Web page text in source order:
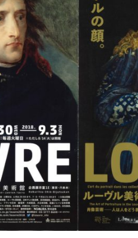
ニュージーランド
ノルウェー
フランス
ベトナム
ロシア
中国
台湾
日本
韓国
ビストロ・フレンチ
ホテル